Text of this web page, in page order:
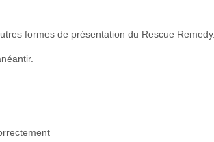
formes de présentation du Rescue Remedy.